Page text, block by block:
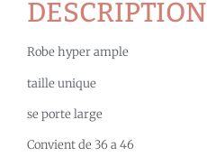
DESCRIPTION
Robe hyper ample
taille unique
se porte large
Convient de 36 a 46